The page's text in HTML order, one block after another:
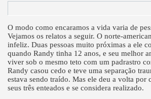
O modo como encaramos a vida varia de
Vejamos os relatos a seguir. O norte-
infeliz. Duas pessoas muito próximas a ele
quando Randy tinha 12 anos, e seu melhor
viver sob o mesmo teto com um padrastro
Randy casou cedo e teve uma separação
estava sendo traído. Mas ele deu a volta por
seus três enteados e se considera realizado.